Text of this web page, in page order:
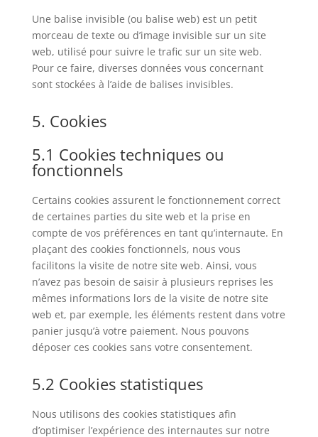
Une balise invisible (ou balise web) est un petit
morceau de texte ou d’image invisible sur un site
web, utilisé pour suivre le trafic sur un site web.
Pour ce faire, diverses données vous concernant
sont stockées à l’aide de balises invisibles.
5. Cookies
5.1 Cookies techniques ou
fonctionnels
Certains cookies assurent le fonctionnement correct
de certaines parties du site web et la prise en
compte de vos préférences en tant qu’internaute. En
plaçant des cookies fonctionnels, nous vous
facilitons la visite de notre site web. Ainsi, vous
n’avez pas besoin de saisir à plusieurs reprises les
mêmes informations lors de la visite de notre site
web et, par exemple, les éléments restent dans votre
panier jusqu’à votre paiement. Nous pouvons
déposer ces cookies sans votre consentement.
5.2 Cookies statistiques
Nous utilisons des cookies statistiques afin
d’optimiser l’expérience des internautes sur notre